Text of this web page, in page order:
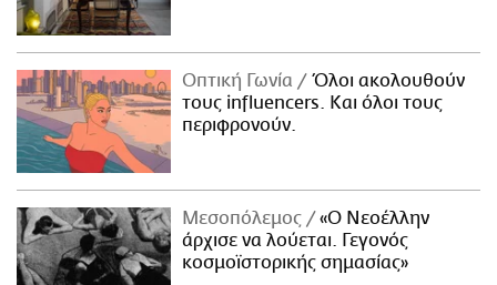
Οπτική Γωνία
Όλοι ακολουθούν
τους influencers. Και όλοι τους
περιφρονούν.
Μεσοπόλεμος
«Ο Νεοέλλην
άρχισε να λούεται. Γεγονός
κοσμοϊστορικής σημασίας»